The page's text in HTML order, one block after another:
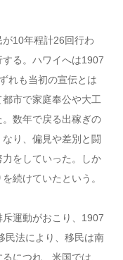
が10年程計26回行わ
る。ハワイへは1907
れも当初の宣伝とは
市で家庭奉公や大工
数年で戻る出稼ぎの
り、偏見や差別と闘
をしていった。しか
続けていたという。
運動がおこり、 1907
民法により、移民は南
につれ、米国では、